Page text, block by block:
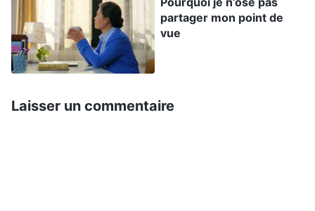
de cette façon, je n’aurais pas beaucoup de
temps pour m’occuper de ma maison. Je voulais
passer mon temps libre avec ma famille et mes
dans un état de plus en plus mauvais et je n’avais
partager mon point de
vue
Laisser un commentaire